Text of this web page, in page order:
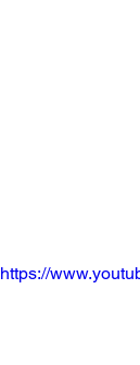
https://